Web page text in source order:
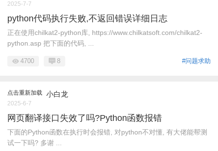
2025-7-7
python代码执行失败,不返回错误详细日志
正在使用chilkat2-python库, https://www.chilkatsoft.com/chilkat2-
python.asp 把下面的代码, ...
#问题求助
4700 8
点击重新加载 小白龙
2025-6-7
网页翻译接口失效了吗?Python函数报错
下面的Python函数在执行时会报错, 对python不对懂, 有大佬能帮测
试一下吗? 多谢 ...